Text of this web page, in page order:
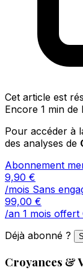
Cet article est
Encore 1 min
Pour accéder à
des analyses de
Abonnement
9,90 €
/mois Sans
99,00 €
/an 1 mois offert
Déjà abonné ?
Croyances &